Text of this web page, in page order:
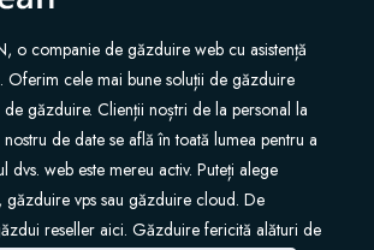
o companie de găzduire web cu asistență
Oferim cele mai bune soluții de găzduire
de găzduire. Clienții noștri de la personal la
de date se află în toată lumea pentru a
dvs. web este mereu activ. Puteți alege
găzduire vps sau găzduire cloud. De
reseller aici. Găzduire fericită alături de